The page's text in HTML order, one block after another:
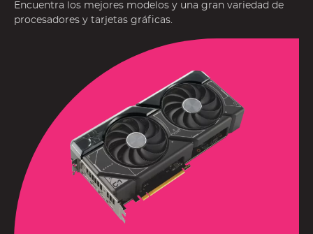
Encuentra los mejores modelos y una gran variedad de
procesadores y tarjetas gráficas.